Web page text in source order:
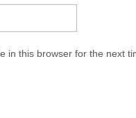
in this browser for the next